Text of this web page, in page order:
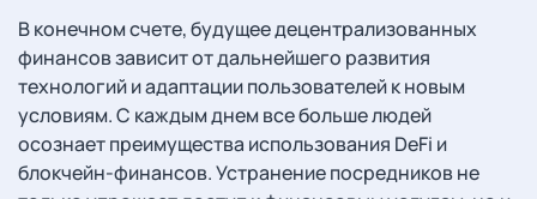
В конечном счете, будущее децентрализованных
финансов зависит от дальнейшего развития
технологий и адаптации пользователей к новым
условиям. С каждым днем все больше людей
осознает преимущества использования DeFi и
блокчейн-финансов. Устранение посредников не